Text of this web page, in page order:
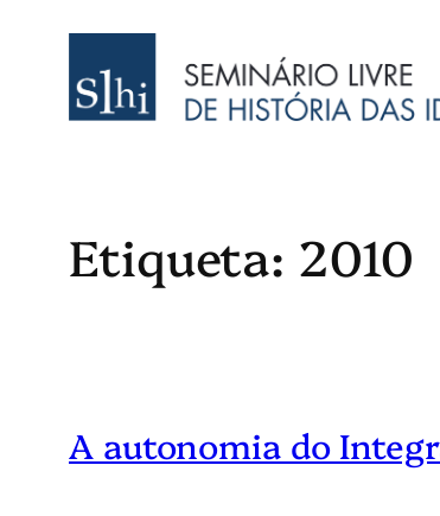
conteúdo
Etiqueta: 2010
A autonomia do